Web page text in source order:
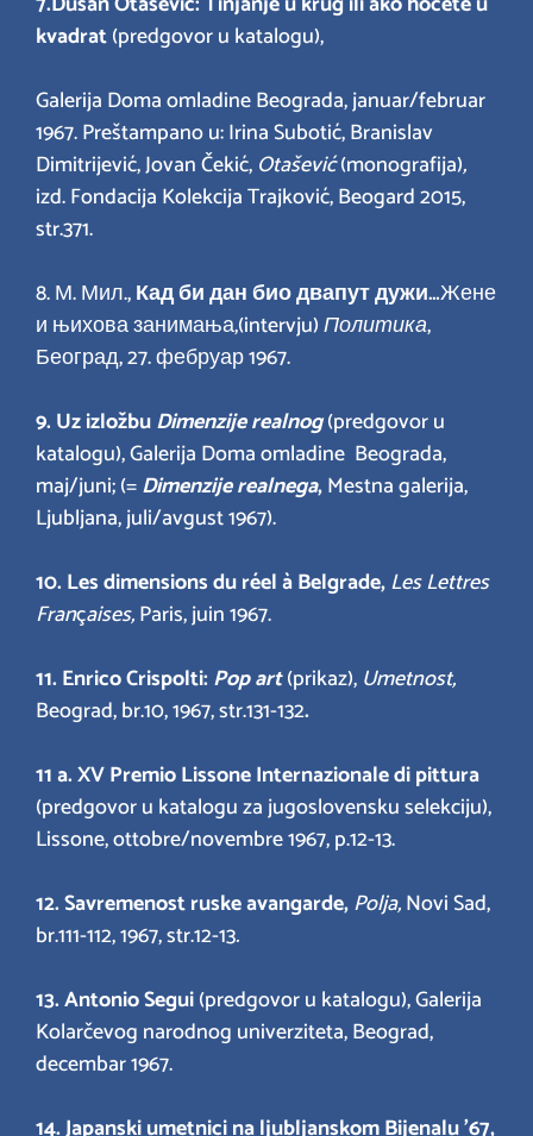
kvadrat(predgovor u katalogu),
Galerija Doma omladine Beograda, januar/februar
1967. Preštampano u: Irina Subotić, Branislav
Dimitrijević, Jovan Čekić, Otašević(monografija),
izd. Fondacija Kolekcija Trajković, Beogard 2015,
str.371.
8. М. Мил.,Кад би дан био двапут дужи…Жене
и њихова занимања,(intervju)Политика,
Београд, 27. фебруар 1967.
9. Uz izložbuDimenzije realnog(predgovor u
katalogu), Galerija Doma omladine Beograda,
maj/juni; (=Dimenzije realnega,Mestna galerija,
Ljubljana, juli/avgust 1967).
10. Les dimensions du réel à Belgrade,Les Lettres
Françaises,Paris, juin 1967.
11. Enrico Crispolti: Pop art(prikaz), Umetnost,
Beograd, br.10, 1967, str.131-132.
11 a. XV Premio Lissone Internazionale di pittura
(predgovor u katalogu za jugoslovensku selekciju),
Lissone, ottobre/novembre 1967, p.12-13.
12. Savremenost ruske avangarde,Polja,Novi Sad,
br.111-112, 1967, str.12-13.
13. Antonio Segui(predgovor u katalogu), Galerija
Kolarčevog narodnog univerziteta, Beograd,
decembar 1967.
14. Japanski umetnici na ljubljanskom Bijenalu ’67,